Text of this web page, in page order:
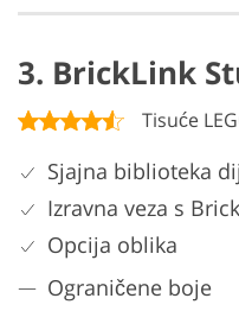
3. BrickLink
Tisuće
Sjajna biblioteka
Izravna veza s
Opcija oblika
Ograničene boje